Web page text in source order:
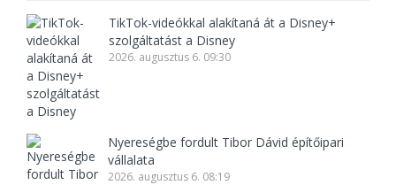
TikTok-videókkal alakítaná át a Disney+
szolgáltatást a Disney
2026. augusztus 6. 09:30
Nyereségbe fordult Tibor Dávid építőipari
vállalata
2026. augusztus 6. 08:19